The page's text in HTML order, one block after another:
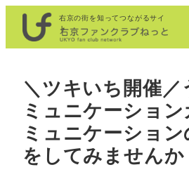
を
右京の街を知ってつながるサイ
ト
＼ツキいち開催／
ミュニケーショ
ミュニケーショ
をしてみませんか